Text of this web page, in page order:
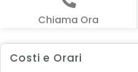
Chiama Ora
Costi e Orari